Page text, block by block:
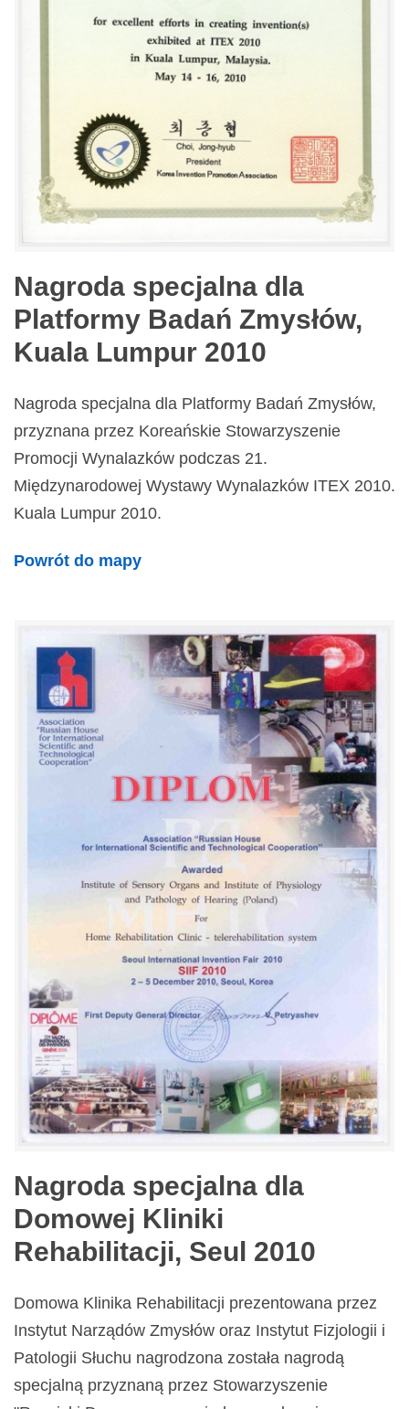
Nagroda specjalna dla
Platformy Badań Zmysłów,
Kuala Lumpur 2010
Nagroda specjalna dla Platformy Badań Zmysłów,
przyznana przez Koreańskie Stowarzyszenie
Promocji Wynalazków podczas 21.
Międzynarodowej Wystawy Wynalazków ITEX 2010.
Kuala Lumpur 2010.
Powrót do mapy
Nagroda specjalna dla
Domowej Kliniki
Rehabilitacji, Seul 2010
Domowa Klinika Rehabilitacji prezentowana przez
Instytut Narządów Zmysłów oraz Instytut Fizjologii i
Patologii Słuchu nagrodzona została nagrodą
specjalną przyznaną przez Stowarzyszenie